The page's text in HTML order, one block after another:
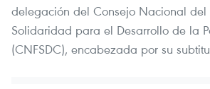
delegación del Consejo Nacional del
Solidaridad para el Desarrollo de la
(CNFSDC), encabezada por su